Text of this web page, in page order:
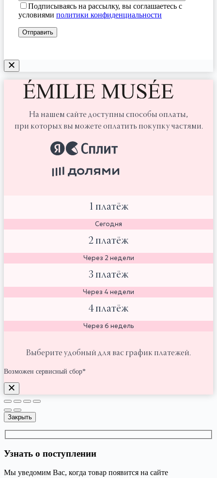
Подписываясь на рассылку, вы соглашаетесь с
условиями политики конфиденциальности
На нашем сайте доступны способы оплаты,
при которых вы можете оплатить покупку частями.
1 платёж
Сегодня
2 платёж
Через 2 недели
3 платёж
Через 4 недели
4 платёж
Через 6 недель
Выберите удобный для вас график платежей.
Возможен сервисный сбор*
Закрыть
Узнать о поступлении
Мы уведомим Вас, когда товар появится на сайте